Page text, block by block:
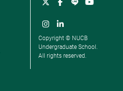
Copyright © NUCB
Undergraduate School.
All rights reserved.